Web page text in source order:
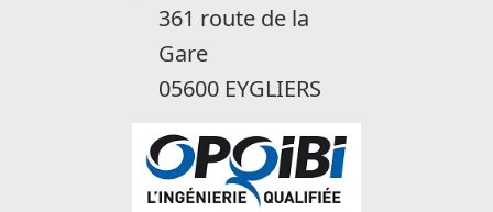
361 route de la
Gare
05600 EYGLIERS